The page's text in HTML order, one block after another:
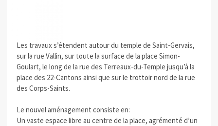
Les travaux s’étendent autour du temple de Saint-Gervais,
sur la rue Vallin, sur toute la surface de la place Simon-
Goulart, le long de la rue des Terreaux-du-Temple jusqu’à la
place des 22-Cantons ainsi que sur le trottoir nord de la rue
des Corps-Saints.
Le nouvel aménagement consiste en:
Un vaste espace libre au centre de la place, agrémenté d’un